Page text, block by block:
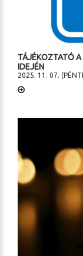
TÁJÉKOZTATÓ A
IDEJÉN
2025. 11. 07.